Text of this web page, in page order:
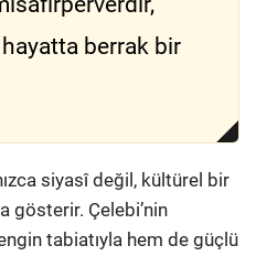
berrak bir
siyasî değil, kültürel bir
gösterir. Çelebi’nin
tabiatıyla hem de güçlü